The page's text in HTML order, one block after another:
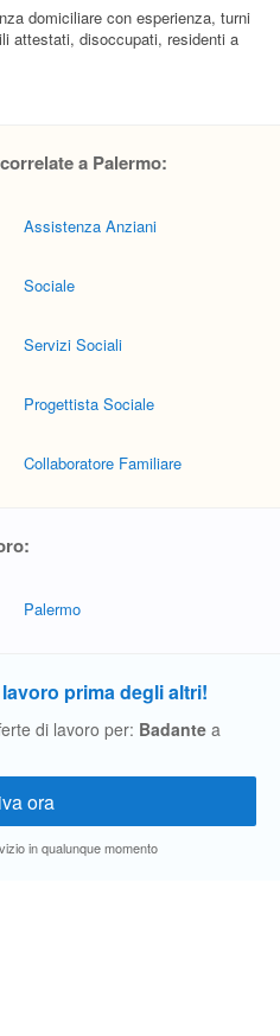
domiciliare con esperienza, turni
attestati, disoccupati, residenti a
a Palermo:
Assistenza Anziani
Sociale
Servizi Sociali
Progettista Sociale
Collaboratore Familiare
Palermo
prima degli altri!
di lavoro per: Badante a
in qualunque momento